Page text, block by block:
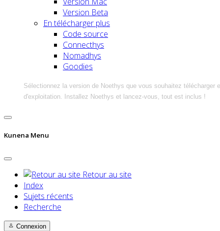
Version Beta
En télécharger plus
Code source
Connecthys
Nomadhys
Goodies
Sélectionnez la version de Noethys que vous souhaitez télécharger
d'exploitation. Installez Noethys et lancez-vous, tout est inclus !
Kunena Menu
Retour au site
Index
Sujets récents
Recherche
Connexion